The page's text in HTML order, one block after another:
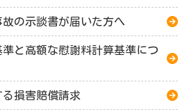
の示談書が届いた方へ
と高額な慰謝料計算基準につ
損害賠償請求